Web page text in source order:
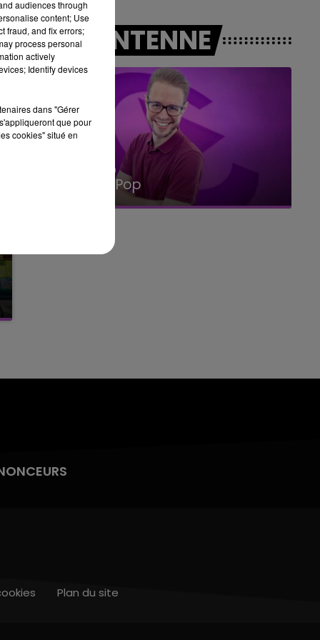
LA RADIO POP
A L'ANTENNE
15h00 - 19h00
Le Club Champagne FM
Plan du site
audiences through
content; Use
fraud, and fix errors;
process personal
actively
Identify devices
dans "Gérer
que pour
cookies" situé en